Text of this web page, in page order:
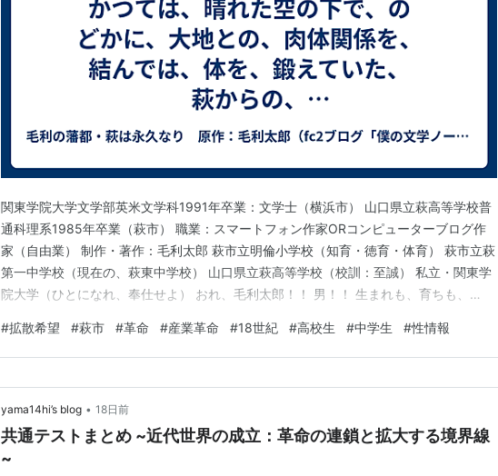
関東学院大学文学部英米文学科1991年卒業：文学士（横浜市） 山口県立萩高等学校普
通科理系1985年卒業（萩市） 職業：スマートフォン作家ORコンピューターブログ作
家（自由業） 制作・著作：毛利太郎 萩市立明倫小学校（知育・徳育・体育） 萩市立萩
第一中学校（現在の、萩東中学校） 山口県立萩高等学校（校訓：至誠） 私立・関東学
院大学（ひとになれ、奉仕せよ） おれ、毛利太郎！！ 男！！ 生まれも、育ちも、
大の、読書家でしたから！！ fc2ブログ「僕の文学ノート」は、ぼく、毛利太郎の、萩
市民時代の、傑作集ですから！！ …
#拡散希望 #萩市 #革命 #産業革命 #18世紀 #高校生 #中学生 #性情報
yama14hi’s blog • 18日前
共通テストまとめ ~近代世界の成立：革命の連鎖と拡大する境界線
~